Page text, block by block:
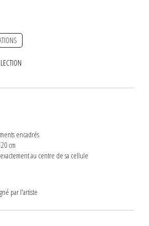
encadrés
cm
au centre de sa cellule
par l'artiste